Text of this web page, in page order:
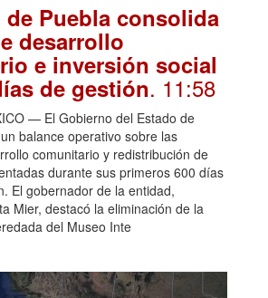
Puebla consolida
desarrollo
e inversión social
de gestión. 11:58
— El Gobierno del Estado de
balance operativo sobre las
comunitario y redistribución de
durante sus primeros 600 días
El gobernador de la entidad,
Mier, destacó la eliminación de la
del Museo Inte